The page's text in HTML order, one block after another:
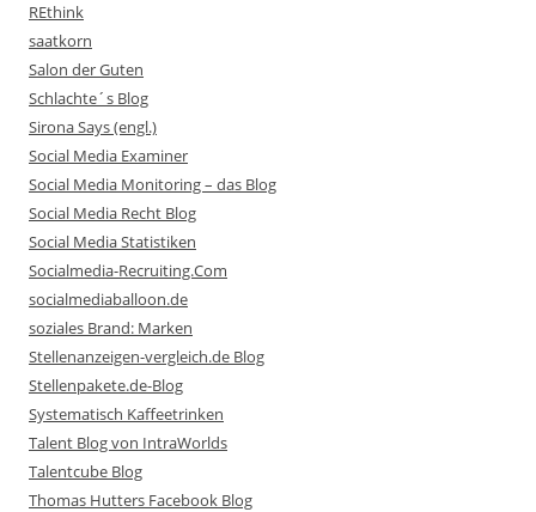
REthink
saatkorn
Salon der Guten
Schlachte´s Blog
Sirona Says (engl.)
Social Media Examiner
Social Media Monitoring – das Blog
Social Media Recht Blog
Social Media Statistiken
Socialmedia-Recruiting.Com
socialmediaballoon.de
soziales Brand: Marken
Stellenanzeigen-vergleich.de Blog
Stellenpakete.de-Blog
Systematisch Kaffeetrinken
Talent Blog von IntraWorlds
Talentcube Blog
Thomas Hutters Facebook Blog